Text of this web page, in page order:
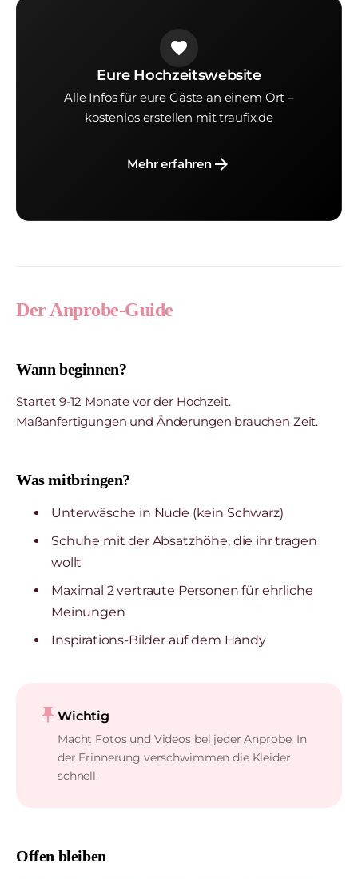
favorite
Eure Hochzeitswebsite
Alle Infos für eure Gäste an einem Ort –
kostenlos erstellen mit traufix.de
Mehr erfahrenarrow_forward
Der Anprobe-Guide
Wann beginnen?
Startet 9-12 Monate vor der Hochzeit.
Maßanfertigungen und Änderungen brauchen Zeit.
Was mitbringen?
Unterwäsche in Nude (kein Schwarz)
Schuhe mit der Absatzhöhe, die ihr tragen
wollt
Maximal 2 vertraute Personen für ehrliche
Meinungen
Inspirations-Bilder auf dem Handy
push_pin Wichtig
Macht Fotos und Videos bei jeder Anprobe. In
der Erinnerung verschwimmen die Kleider
schnell.
Offen bleiben